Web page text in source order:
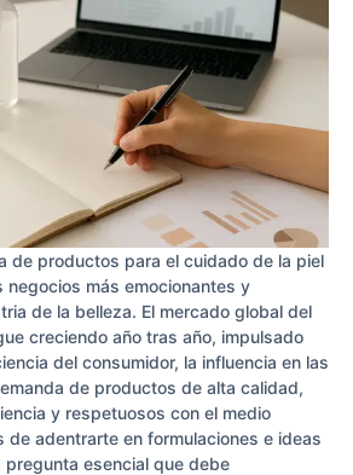
de productos para el cuidado de la piel
negocios más emocionantes y
de la belleza. El mercado global del
creciendo año tras año, impulsado
del consumidor, la influencia en las
de productos de alta calidad,
y respetuosos con el medio
de adentrarte en formulaciones e ideas
esencial que debe